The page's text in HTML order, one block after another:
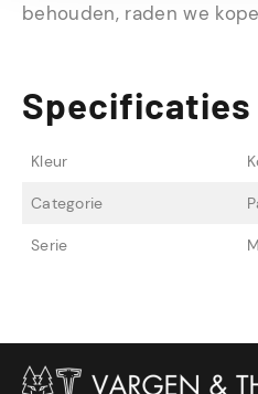
behouden, raden we
Specificaties
Kleur
Categorie
Serie